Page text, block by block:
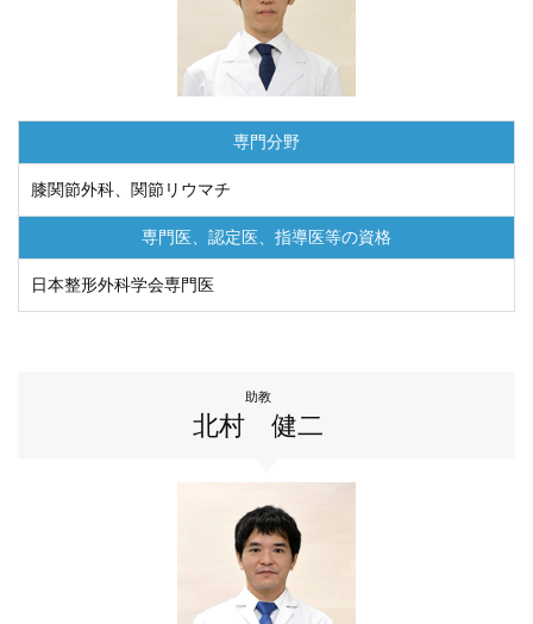
専門分野
膝関節外科、関節リウマチ
専門医、認定医、 指導医等の資格
日本整形外科学会専門医
助教
北村 健二